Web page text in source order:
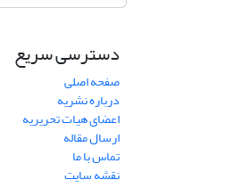
دسترسی سریع
صفحه اصلی
درباره نشریه
اعضای هیات تحریریه
ارسال مقاله
تماس با ما
نقشه سایت